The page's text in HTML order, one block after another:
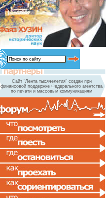
Сайт "Лента тысячелетия" создан при
финансовой поддержке Федерального агентства
по печати и массовым коммуникациям